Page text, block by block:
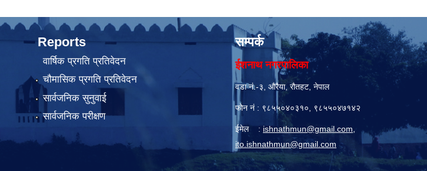
Reports
वार्षिक प्रगति प्रतिवेदन
चौमासिक प्रगति प्रतिवेदन
सार्वजनिक सुनुवाई
सार्वजनिक परीक्षण
सम्पर्क
ईशनाथ नगरपालिका
वडा नं.-३, औरैया, रौतहट, नेपाल
फोन नं : ९८५५०४०३१०, ९८५५०४७१४२
ईमेल : ishnathmun@gmail.com
ito.ishnathmun@gmail.com